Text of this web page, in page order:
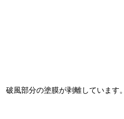
破風部分の塗膜が剥離しています。